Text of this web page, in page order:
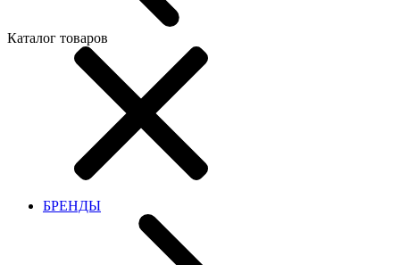
Каталог товаров
БРЕНДЫ